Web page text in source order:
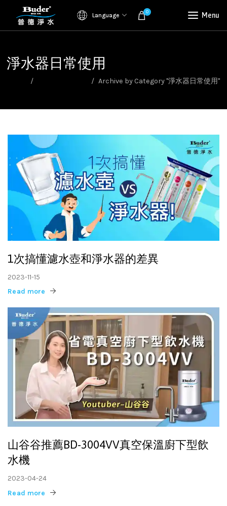
Language 0 Menu
淨水器日常使用
Archive by Category "淨水器日常使用"
1次搞懂濾水壺和淨水器的差異
2023-11-15
Read more
山谷谷推薦BD-3004VV真空保溫廚下型飲
水機
2023-04-24
Read more